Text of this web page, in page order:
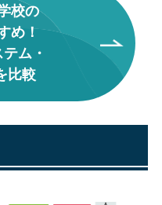
校の
め！
ム・
比較